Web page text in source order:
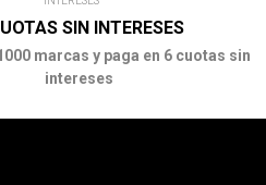
SIN INTERESES
marcas y paga en 6 cuotas sin
intereses